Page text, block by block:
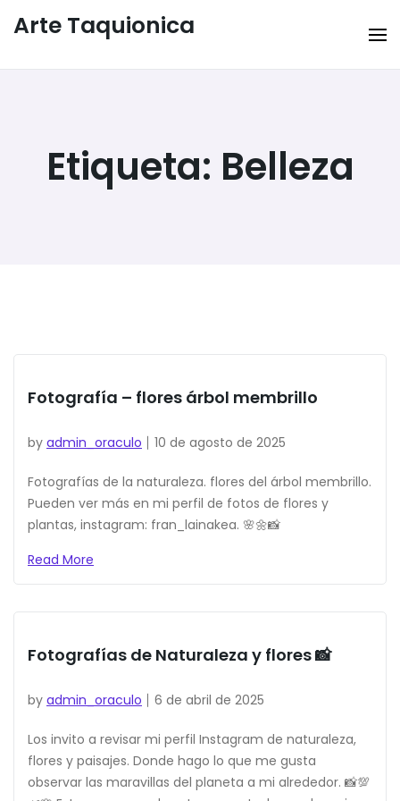
Arte Taquionica
Etiqueta: Belleza
Fotografía – flores árbol membrillo
by admin_oraculo 10 de agosto de 2025
Fotografías de la naturaleza. flores del árbol membrillo.
Pueden ver más en mi perfil de fotos de flores y
plantas, instagram: fran_lainakea. 🌸🌼📸
Read More
Fotografías de Naturaleza y flores 📸
by admin_oraculo 6 de abril de 2025
Los invito a revisar mi perfil Instagram de naturaleza,
flores y paisajes. Donde hago lo que me gusta
observar las maravillas del planeta a mi alrededor. 📸💯